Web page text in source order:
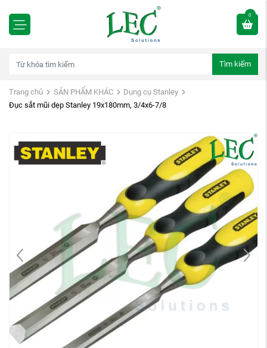
0
Tìm kiếm
Trang chủ SẢN PHẨM KHÁC
Dụng cụ Stanley
Đục sắt mũi dẹp Stanley 19x180mm, 3/4x6-7/8